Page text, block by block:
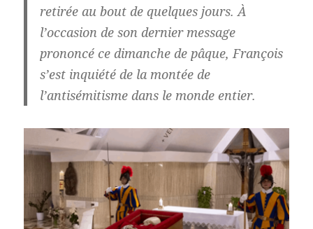
retirée au bout de quelques jours. À
l’occasion de son dernier message
prononcé ce dimanche de pâque, François
s’est inquiété de la montée de
l’antisémitisme dans le monde entier.